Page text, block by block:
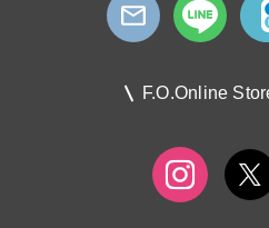
F.O.Online